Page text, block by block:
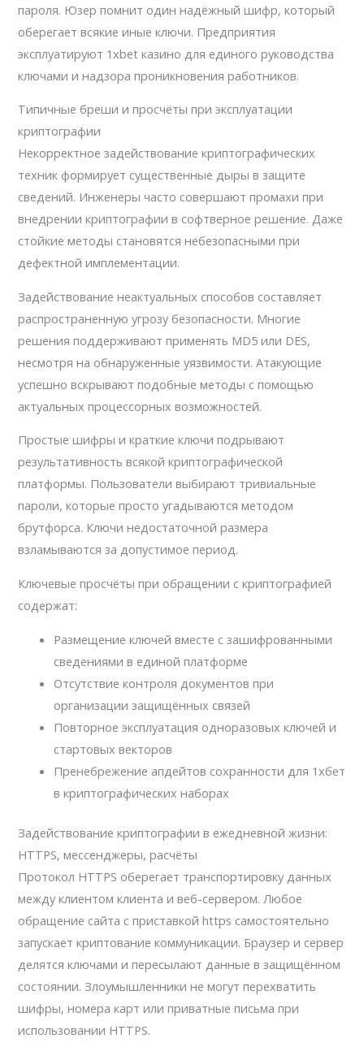
пароля. Юзер помнит один надёжный шифр, который
оберегает всякие иные ключи. Предприятия
эксплуатируют 1xbet казино для единого руководства
ключами и надзора проникновения работников.
Типичные бреши и просчёты при эксплуатации
криптографии
Некорректное задействование криптографических
техник формирует существенные дыры в защите
сведений. Инженеры часто совершают промахи при
внедрении криптографии в софтверное решение. Даже
стойкие методы становятся небезопасными при
дефектной имплементации.
Задействование неактуальных способов составляет
распространенную угрозу безопасности. Многие
решения поддерживают применять MD5 или DES,
несмотря на обнаруженные уязвимости. Атакующие
успешно вскрывают подобные методы с помощью
актуальных процессорных возможностей.
Простые шифры и краткие ключи подрывают
результативность всякой криптографической
платформы. Пользователи выбирают тривиальные
пароли, которые просто угадываются методом
брутфорса. Ключи недостаточной размера
взламываются за допустимое период.
Ключевые просчёты при обращении с криптографией
содержат:
Размещение ключей вместе с зашифрованными
сведениями в единой платформе
Отсутствие контроля документов при
организации защищённых связей
Повторное эксплуатация одноразовых ключей и
стартовых векторов
Пренебрежение апдейтов сохранности для 1хбет
в криптографических наборах
Задействование криптографии в ежедневной жизни:
HTTPS, мессенджеры, расчёты
Протокол HTTPS оберегает транспортировку данных
между клиентом клиента и веб-сервером. Любое
обращение сайта с приставкой https самостоятельно
запускает криптование коммуникации. Браузер и сервер
делятся ключами и пересылают данные в защищённом
состоянии. Злоумышленники не могут перехватить
шифры, номера карт или приватные письма при
использовании HTTPS.